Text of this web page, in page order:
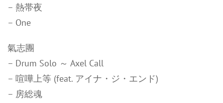
– 熱帯夜
– One
氣志團
– Drum Solo ～ Axel Call
– 喧嘩上等 (feat. アイナ・ジ・エンド)
– 房総魂